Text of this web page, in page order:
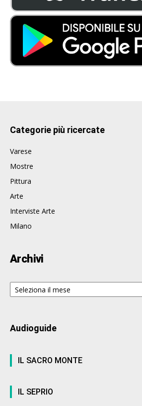
Categorie più ricercate
Varese
Mostre
Pittura
Arte
Interviste Arte
Milano
Archivi
Archivi
Audioguide
IL SACRO MONTE
IL SEPRIO